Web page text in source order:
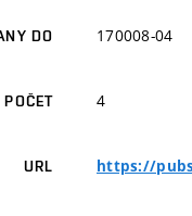
DO 170008-04
POČET 4
URL https://